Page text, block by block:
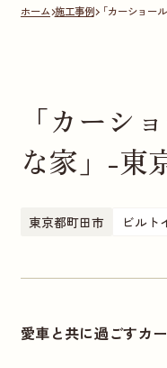
ホーム 施工事例 「カーショー
「カーシ
な家」-東
東京都町田市 ビルト
愛車と共に過ごすカ